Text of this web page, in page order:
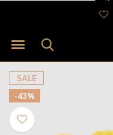
SALE
-43%